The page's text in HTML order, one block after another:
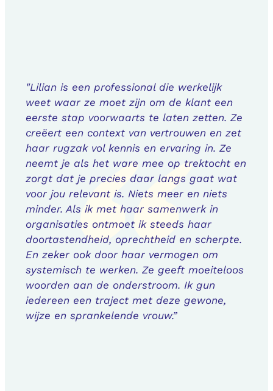
"Lilian is een professional die werkelijk
weet waar ze moet zijn om de klant een
eerste stap voorwaarts te laten zetten. Ze
creëert een context van vertrouwen en zet
haar rugzak vol kennis en ervaring in. Ze
neemt je als het ware mee op trektocht en
zorgt dat je precies daar langs gaat wat
voor jou relevant is. Niets meer en niets
minder. Als ik met haar samenwerk in
organisaties ontmoet ik steeds haar
doortastendheid, oprechtheid en scherpte.
En zeker ook door haar vermogen om
systemisch te werken. Ze geeft moeiteloos
woorden aan de onderstroom. Ik gun
iedereen een traject met deze gewone,
wijze en sprankelende vrouw.”